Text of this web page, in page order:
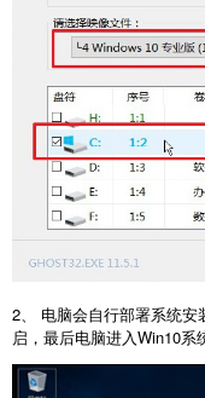
2、 电脑会自行部署系统
启，最后电脑进入Win10系